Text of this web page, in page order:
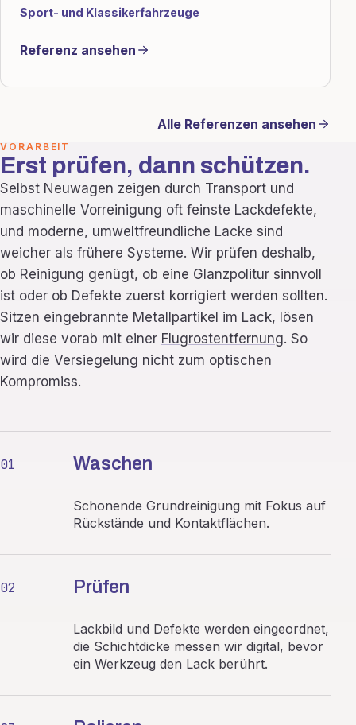
Sport- und Klassikerfahrzeuge
Referenz ansehen
Alle Referenzen ansehen
VORARBEIT
Erst prüfen, dann schützen.
Selbst Neuwagen zeigen durch Transport und
maschinelle Vorreinigung oft feinste Lackdefekte,
und moderne, umweltfreundliche Lacke sind
weicher als frühere Systeme. Wir prüfen deshalb,
ob Reinigung genügt, ob eine Glanzpolitur sinnvoll
ist oder ob Defekte zuerst korrigiert werden sollten.
Sitzen eingebrannte Metallpartikel im Lack, lösen
wir diese vorab mit einer Flugrostentfernung. So
wird die Versiegelung nicht zum optischen
Kompromiss.
01 Waschen
Schonende Grundreinigung mit Fokus auf
Rückstände und Kontaktflächen.
02 Prüfen
Lackbild und Defekte werden eingeordnet,
die Schichtdicke messen wir digital, bevor
ein Werkzeug den Lack berührt.